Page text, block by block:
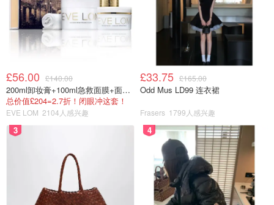
背面的插口平时可以封住，安全又干净。底部的风扇帮助散
热，机器不会发烫。
£56.00 £140.00
200ml卸妆膏+100ml急救面膜+面霜+洁颜布
总价值£204=2.7折！闭眼冲这套！
EVE LOM 2104人感兴趣
£33.75 £165.00
Odd Mus LD99 连衣裙
Frasers 1799人感兴趣
3 4